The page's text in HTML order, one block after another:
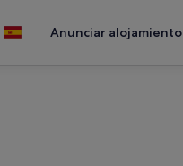
Anunciar alojamiento